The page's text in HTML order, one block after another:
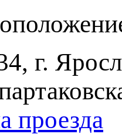
г.
проезда